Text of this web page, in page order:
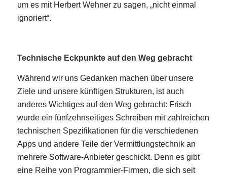
um es mit Herbert Wehner zu sagen, „nicht einmal
ignoriert“.
Technische Eckpunkte auf den Weg gebracht
Während wir uns Gedanken machen über unsere
Ziele und unsere künftigen Strukturen, ist auch
anderes Wichtiges auf den Weg gebracht: Frisch
wurde ein fünfzehnseitiges Schreiben mit zahlreichen
technischen Spezifikationen für die verschiedenen
Apps und andere Teile der Vermittlungstechnik an
mehrere Software-Anbieter geschickt. Denn es gibt
eine Reihe von Programmier-Firmen, die sich seit